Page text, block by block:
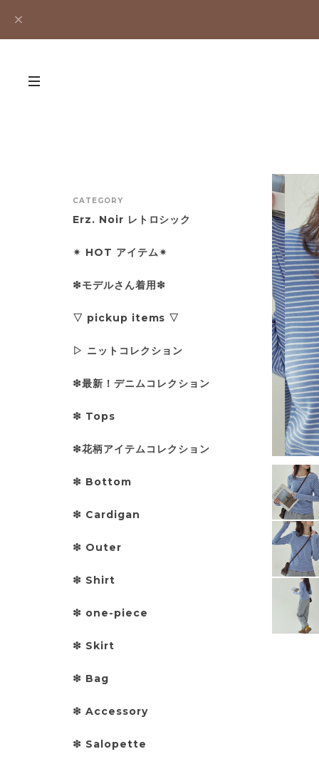
CATEGORY
Erz. Noir レトロシック
✴︎ HOT アイテム✴︎
❇︎モデルさん着用❇︎
▽ pickup items ▽
▷ ニットコレクション
❇︎最新！デニムコレクション
❇︎ Tops
❇︎花柄アイテムコレクション
❇︎ Bottom
❇︎ Cardigan
❇︎ Outer
❇︎ Shirt
❇︎ one-piece
❇︎ Skirt
❇︎ Bag
❇︎ Accessory
❇︎ Salopette